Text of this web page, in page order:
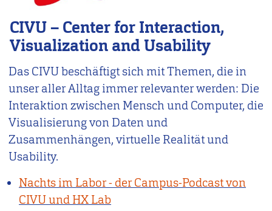
CIVU – Center for Interaction,
Visualization and Usability
Das CIVU beschäftigt sich mit Themen, die in
unser aller Alltag immer relevanter werden: Die
Interaktion zwischen Mensch und Computer, die
Visualisierung von Daten und
Zusammenhängen, virtuelle Realität und
Usability.
Nachts im Labor - der Campus-Podcast von
CIVU und HX Lab